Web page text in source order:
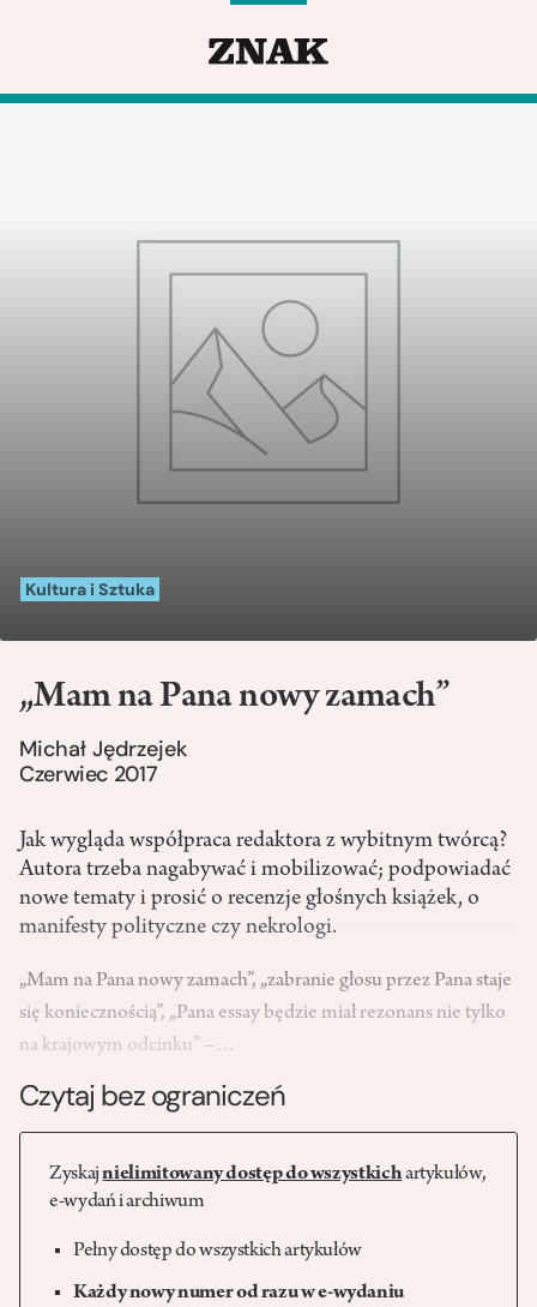
Kultura i Sztuka
„Mam na Pana nowy zamach”
Michał Jędrzejek
Czerwiec 2017
Jak wygląda współpraca redaktora z wybitnym twórcą?
Autora trzeba nagabywać i mobilizować; podpowiadać
nowe tematy i prosić o recenzje głośnych książek, o
manifesty polityczne czy nekrologi.
„Mam na Pana nowy zamach”, „zabranie głosu przez Pana staje
się koniecznością”, „Pana essay będzie miał rezonans nie tylko
na krajowym odcinku” –…
Czytaj bez ograniczeń
Zyskajnielimitowany dostęp do wszystkichartykułów,
e-wydań i archiwum
Pełny dostęp do wszystkich artykułów
Każdy nowy numer od razu w e-wydaniu